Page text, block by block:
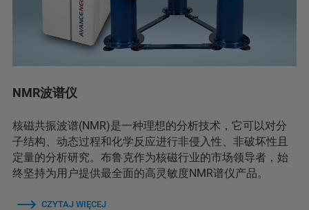
NMR波谱仪
核磁共振波谱(NMR)是一种理想的分析技术，它可以对分
子结构、动态过程和化学反应进行非侵入性、非破坏性且
定量的分析研究。布鲁克作为核磁行业的市场领导者，始
终坚持为用户提供最全面的高灵敏度NMR谱仪产品。
CZYTAJ WIĘCEJ